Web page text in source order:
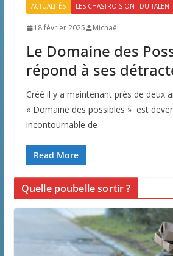
ACTUALITÉS LES CHASTROIS ONT DU TALENT
18 février 2025 Michaël
Le Domaine des
répond à ses
Créé il y a maintenant près de deux
« Domaine des possibles » est
incontournable de
Read More
Quelle poubelle sortir ?